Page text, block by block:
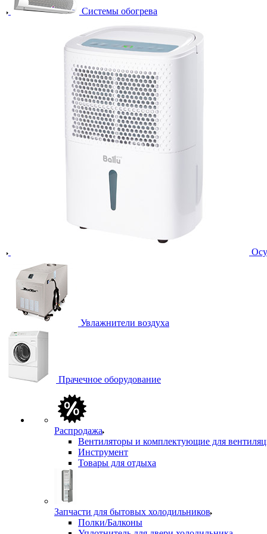
Системы обогрева
Увлажнители воздуха
Прачечное оборудование
Распродажа
Вентиляторы и комплектующие для
Инструмент
Товары для отдыха
Запчасти для бытовых холодильников
Полки/Балконы